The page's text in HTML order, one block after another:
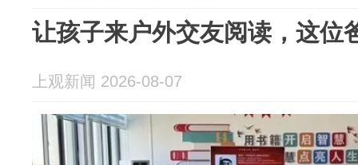
让孩子来户外交友阅读，这位
上观新闻 2026-08-07